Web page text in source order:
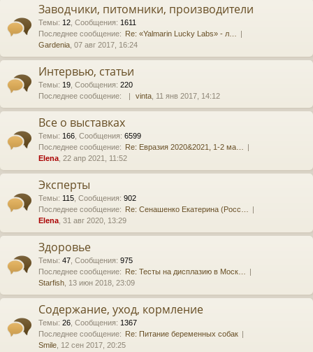
Заводчики, питомники, производители
Темы: 12 Сообщения: 1611
Последнее сообщение: Re: «Yalmarin Lucky Labs» - л…
Gardenia , 07 авг 2017, 16:24
Интервью, статьи
Темы: 19 Сообщения: 220
Последнее сообщение:
vinta , 11 янв 2017, 14:12
Все о выставках
Темы: 166 Сообщения: 6599
Последнее сообщение: Re: Евразия 2020&2021, 1-2 ма…
Elena , 22 апр 2021, 11:52
Эксперты
Темы: 115 Сообщения: 902
Последнее сообщение: Re: Сенашенко Екатерина (Росс…
Elena , 31 авг 2020, 13:29
Здоровье
Темы: 47 Сообщения: 975
Последнее сообщение: Re: Тесты на дисплазию в Моск…
Starfish , 13 июн 2018, 23:09
Содержание, уход, кормление
Темы: 26 Сообщения: 1367
Последнее сообщение: Re: Питание беременных собак
Smile , 12 сен 2017, 20:25